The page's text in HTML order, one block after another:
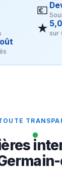
💶
★ sur